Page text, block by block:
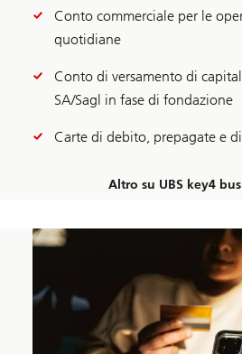
Conto commerciale per le
quotidiane
Conto di versamento di
SA/Sagl in fase di fondazione
Carte di debito, prepagate e
Altro su UBS key4